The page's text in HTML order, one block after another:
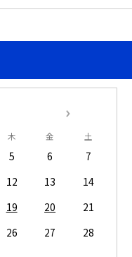
木 金 土
5 6
7
12 13
14
19 20
21
26 27
28